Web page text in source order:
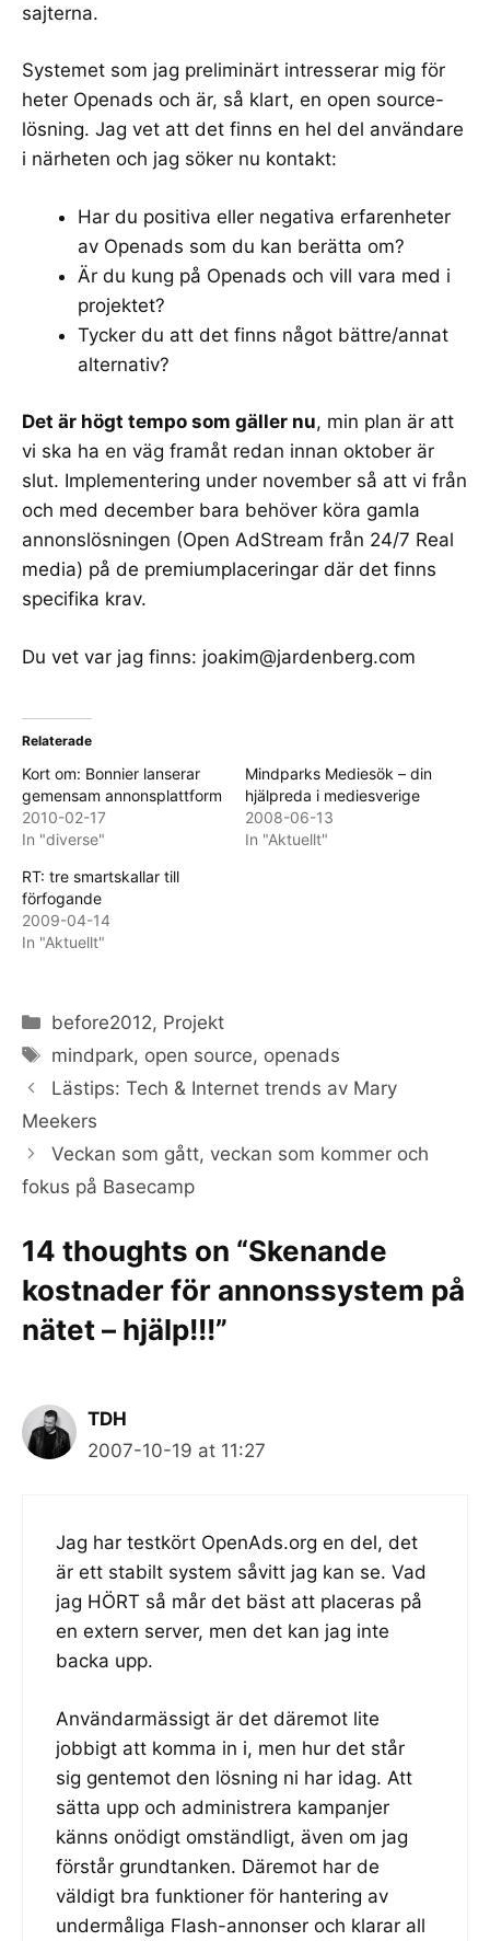
sajterna.
Systemet som jag preliminärt intresserar mig för
heter Openads och är, så klart, en open source-
lösning. Jag vet att det finns en hel del användare
i närheten och jag söker nu kontakt:
Har du positiva eller negativa erfarenheter
av Openads som du kan berätta om?
Är du kung på Openads och vill vara med i
projektet?
Tycker du att det finns något bättre/annat
alternativ?
Det är högt tempo som gäller nu, min plan är att
vi ska ha en väg framåt redan innan oktober är
slut. Implementering under november så att vi från
och med december bara behöver köra gamla
annonslösningen (Open AdStream från 24/7 Real
media) på de premiumplaceringar där det finns
specifika krav.
Du vet var jag finns: joakim@jardenberg.com
Relaterade
Kort om: Bonnier lanserar
gemensam annonsplattform
2010-02-17
In "diverse"
Mindparks Mediesök – din
hjälpreda i mediesverige
2008-06-13
In "Aktuellt"
RT: tre smartskallar till
förfogande
2009-04-14
In "Aktuellt"
Categories
before2012, Projekt
Tags
mindpark, open source, openads
Lästips: Tech & Internet trends av Mary
Meekers
Veckan som gått, veckan som kommer och
fokus på Basecamp
14 thoughts on “Skenande
kostnader för annonssystem på
nätet – hjälp!!!”
TDH
2007-10-19 at 11:27
Jag har testkört OpenAds.org en del, det
är ett stabilt system såvitt jag kan se. Vad
jag HÖRT så mår det bäst att placeras på
en extern server, men det kan jag inte
backa upp.
Användarmässigt är det däremot lite
jobbigt att komma in i, men hur det står
sig gentemot den lösning ni har idag. Att
sätta upp och administrera kampanjer
känns onödigt omständligt, även om jag
förstår grundtanken. Däremot har de
väldigt bra funktioner för hantering av
undermåliga Flash-annonser och klarar all